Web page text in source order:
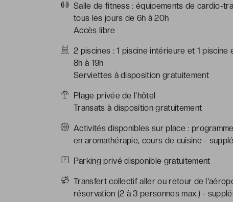
Salle de fitness : équipements de cardio-
tous les jours de 6h à 20h
Accès libre
2 piscines : 1 piscine intérieure et 1
8h à 19h
Serviettes à disposition gratuitement
Plage privée de l'hôtel
Transats à disposition gratuitement
Activités disponibles sur place :
en aromathérapie, cours de cuisine -
Parking privé disponible gratuitement
Transfert collectif aller ou retour de
réservation (2 à 3 personnes max.) -